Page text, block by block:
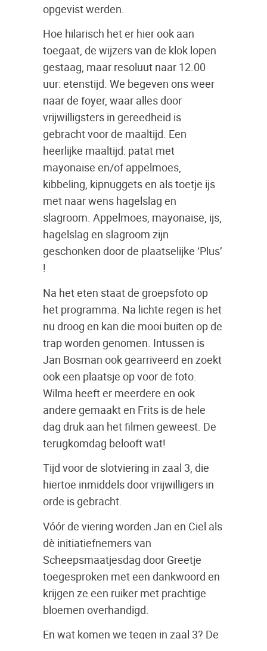
opgevist werden.
Hoe hilarisch het er hier ook aan
toegaat, de wijzers van de klok lopen
gestaag, maar resoluut naar 12.00
uur: etenstijd. We begeven ons weer
naar de foyer, waar alles door
vrijwilligsters in gereedheid is
gebracht voor de maaltijd. Een
heerlijke maaltijd: patat met
mayonaise en/of appelmoes,
kibbeling, kipnuggets en als toetje ijs
met naar wens hagelslag en
slagroom. Appelmoes, mayonaise, ijs,
hagelslag en slagroom zijn
geschonken door de plaatselijke ‘Plus’
!
Na het eten staat de groepsfoto op
het programma. Na lichte regen is het
nu droog en kan die mooi buiten op de
trap worden genomen. Intussen is
Jan Bosman ook gearriveerd en zoekt
ook een plaatsje op voor de foto.
Wilma heeft er meerdere en ook
andere gemaakt en Frits is de hele
dag druk aan het filmen geweest. De
terugkomdag belooft wat!
Tijd voor de slotviering in zaal 3, die
hiertoe inmiddels door vrijwilligers in
orde is gebracht.
Vóór de viering worden Jan en Ciel als
dè initiatiefnemers van
Scheepsmaatjesdag door Greetje
toegesproken met een dankwoord en
krijgen ze een ruiker met prachtige
bloemen overhandigd.
En wat komen we tegen in zaal 3? De